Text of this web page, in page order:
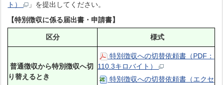
ト）
」を提出してください。
【特別徴収に係る届出書・申請書】
区分 様式
普通徴収から特別徴収へ切
り替えるとき
特別徴収への切替依頼書（PDF：
110.3キロバイト）
特別徴収への切替依頼書（エクセ